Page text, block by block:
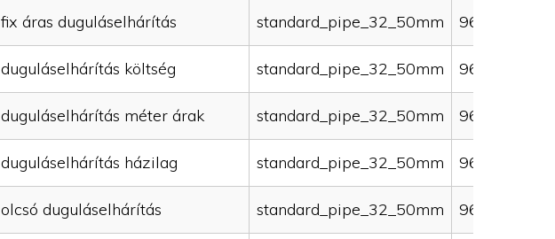
fix áras duguláselhárítás standard_pipe_32_50mm 96000
duguláselhárítás költség standard_pipe_32_50mm 96000
duguláselhárítás méter árak standard_pipe_32_50mm 96000
duguláselhárítás házilag standard_pipe_32_50mm 96000
olcsó duguláselhárítás standard_pipe_32_50mm 96000